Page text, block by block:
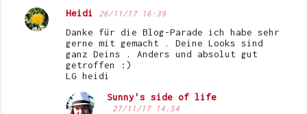
Heidi 26/11/17 16:39
Danke für die Blog-Parade ich habe sehr
gerne mit gemacht . Deine Looks sind
ganz Deins . Anders und absolut gut
getroffen :)
LG heidi
Sunny's side of life
27/11/17 14:54